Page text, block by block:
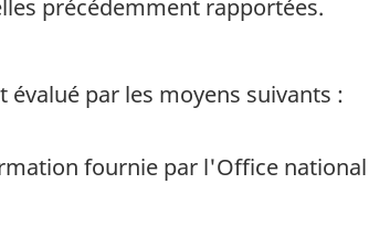
précédemment rapportées.
évalué par les moyens suivants :
fournie par l'Office